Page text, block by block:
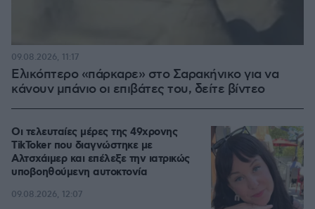
Ελικόπτερο «πάρκαρε» στο Σαρακήνικο για να
κάνουν μπάνιο οι επιβάτες του, δείτε βίντεο
09.08.2026, 11:17
Οι τελευταίες μέρες της 49χρονης
TikToker που διαγνώστηκε με
Αλτσχάιμερ και επέλεξε την ιατρικώς
υποβοηθούμενη αυτοκτονία
09.08.2026, 12:07